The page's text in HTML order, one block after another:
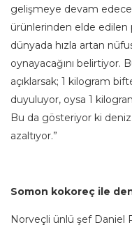
gelişmeye devam
ürünlerinden elde
dünyada hızla artan
oynayacağını belirtiyor.
açıklarsak; 1 kilogram
duyuluyor, oysa 1
Bu da gösteriyor ki
azaltıyor.”
Somon kokoreç ile
Norveçli ünlü şef Daniel